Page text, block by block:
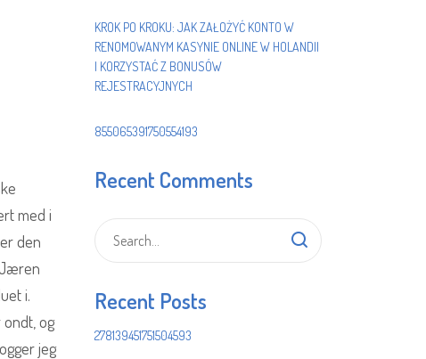
med i
den
Jæren
i.
og
jeg
KROK PO KROKU: JAK ZAŁOŻYĆ KONTO W
RENOMOWANYM KASYNIE ONLINE W HOLANDII
I KORZYSTAĆ Z BONUSÓW
REJESTRACYJNYCH
855065391750554193
Recent Comments
Recent Posts
278139451751504593